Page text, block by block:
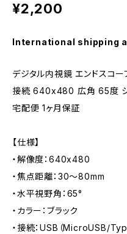
¥2,200
International shipping
デジタル内視鏡 エンドスコ
接続 640x480 広角 65度
宅配便 1ヶ月保証
【仕様】
・解像度：640x480
・焦点距離：30～80mm
・水平視野角：65°
・カラー：ブラック
・接続：USB（MicroUSB/